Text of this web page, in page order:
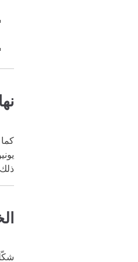
يونيو 2020، لكن بعض المؤسسات وفرق المجتمع